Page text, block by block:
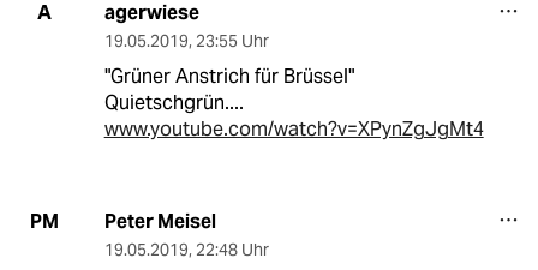
A agerwiese
19.05.2019, 23:55 Uhr
"Grüner Anstrich für Brüssel"
Quietschgrün....
www.youtube.com/watch?v=XPynZgJgMt4
PM Peter Meisel
19.05.2019, 22:48 Uhr